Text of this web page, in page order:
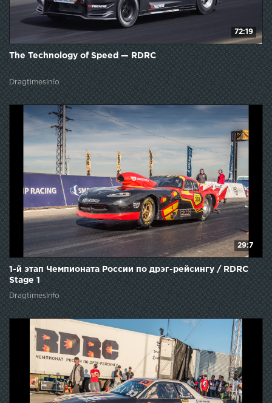
72:19
The Technology of Speed — RDRC
DragtimesInfo
29:7
1-й этап Чемпионата России по дрэг-рейсингу / RDRC
Stage 1
DragtimesInfo